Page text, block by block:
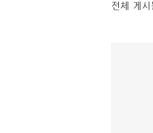
전체 게시